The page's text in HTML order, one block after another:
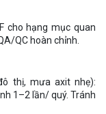
cho hạng mục quan
QC hoàn chỉnh.
thị, mưa axit nhẹ):
1–2 lần/ quý. Tránh